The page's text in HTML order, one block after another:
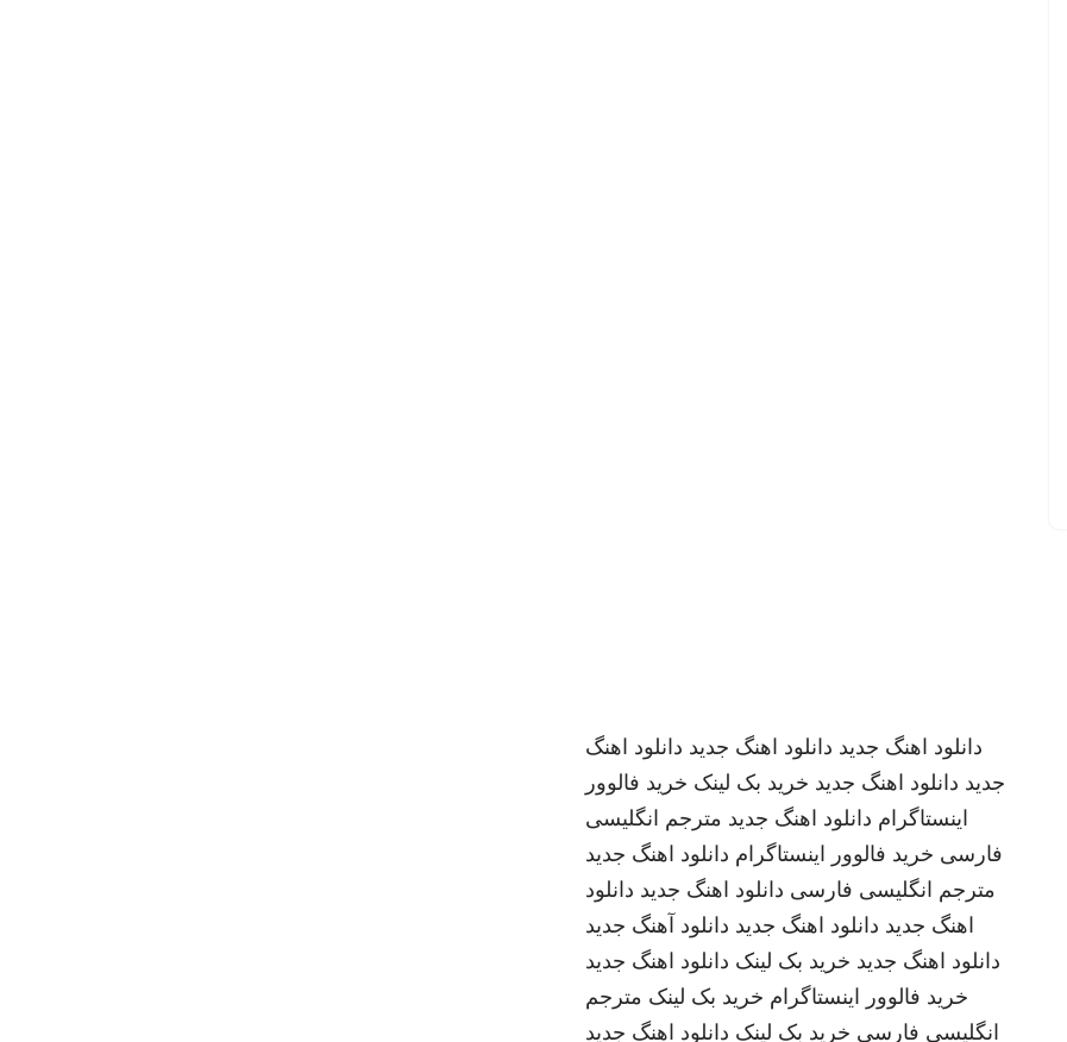
دانلود اهنگ جدید دانلود اهنگ جدید دانلود اهنگ
جدید دانلود اهنگ جدید خرید بک لینک خرید فالوور
اینستاگرام دانلود اهنگ جدید مترجم انگلیسی
فارسی خرید فالوور اینستاگرام دانلود اهنگ جدید
مترجم انگلیسی فارسی دانلود اهنگ جدید دانلود
اهنگ جدید دانلود اهنگ جدید دانلود آهنگ جدید
دانلود اهنگ جدید خرید بک لینک دانلود اهنگ جدید
خرید فالوور اینستاگرام خرید بک لینک مترجم
انگلیسی فارسی خرید بک لینک دانلود اهنگ جدید